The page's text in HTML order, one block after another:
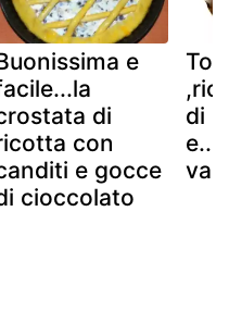
e
di
con
e gocce
cioccolato
di